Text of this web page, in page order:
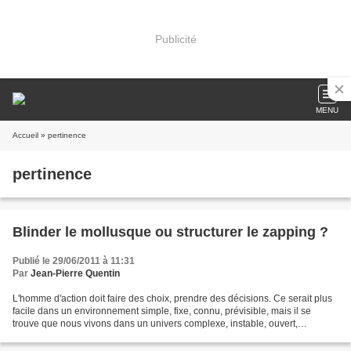
Publicité
MENU
Accueil » pertinence
pertinence
Blinder le mollusque ou structurer le zapping ?
Publié le 29/06/2011 à 11:31
Par Jean-Pierre Quentin
L'homme d'action doit faire des choix, prendre des décisions. Ce serait plus
facile dans un environnement simple, fixe, connu, prévisible, mais il se
trouve que nous vivons dans un univers complexe, instable, ouvert,